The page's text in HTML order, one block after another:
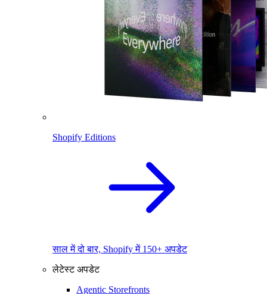
Shopify Editions
साल में दो बार, Shopify में 150+ अपडेट
लेटेस्ट अपडेट
Agentic Storefronts